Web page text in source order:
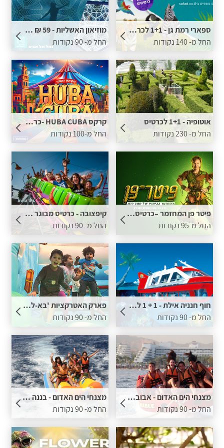
ספארי רמת גן - 1+1 לכרטיס
החל מ- 140 נקודות
מוזיאון האשליות - 59 ₪ לכרטיס בתוספת נקודות
החל מ- 90 נקודות
אוטופיה - 1+1 לכרטיס
החל מ- 230 נקודות
קרקס HUBA CUBA -כרטיס ב 69 ש''ח בתוספת נקודות
החל מ-100 נקודות
פיטר פן המחזמר –כרטיס החל מ 79 ש"ח בתוספת נקודות
החל מ-95 נקודות
קיפצובה - כרטיס מבוגר חינם ברכישת כרטיס ילד
החל מ- 90 נקודות
חוף חנניה אילת - 1 + 1 לכרטיס
החל מ- 90 נקודות
פארק האטרקציות 'בא-לגן' - מבוגר חינם ברכישת כרטיס לילד במחיר מלא
החל מ- 90 נקודות
מצנחי הים האדום - אבוב שכיבה - 1+1 לכרטיס
החל מ- 90 נקודות
מצנחי הים האדום - בננה - 1 + 1 לכרטיס
החל מ- 90 נקודות